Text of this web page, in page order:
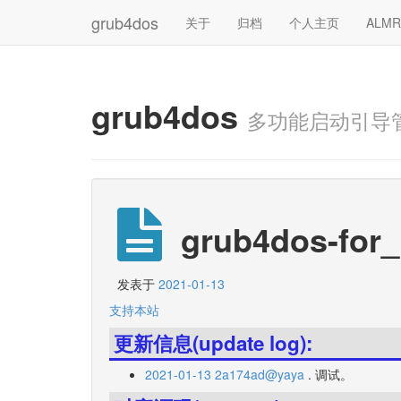
grub4dos 关于 归档 个人主页
grub4dos 多功能启动引导
grub4dos-
发表于 2021-01-13
支持本站
更新信息(update log):
2021-01-13 2a174ad@yaya . 调试。